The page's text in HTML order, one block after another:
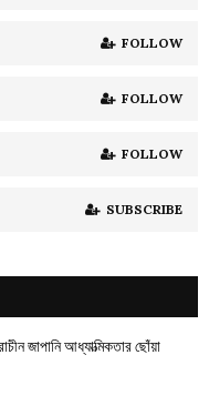
H
FOLLOW
FOLLOW
FOLLOW
SUBSCRIBE
জাপানি আধ্যাত্মিকতার ছোঁয়া